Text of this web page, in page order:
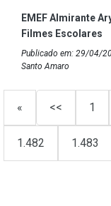
EMEF Almirante
Filmes Escolares
Publicado em: 29/04/
Santo Amaro
« << 1
1.482 1.483